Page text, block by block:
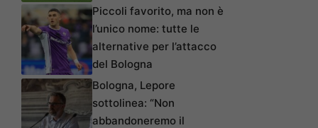
Piccoli favorito, ma non è
l’unico nome: tutte le
alternative per l’attacco
del Bologna
Bologna, Lepore
sottolinea: “Non
abbandoneremo il